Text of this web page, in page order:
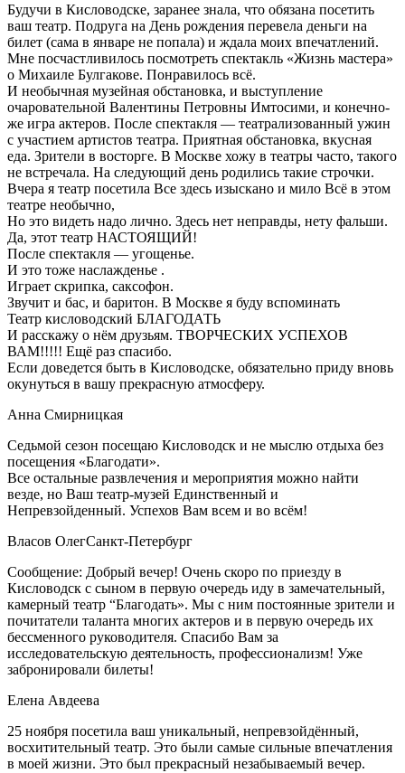
Будучи в Кисловодске, заранее знала, что обязана посетить
ваш театр. Подруга на День рождения перевела деньги на
билет (сама в январе не попала) и ждала моих впечатлений.
Мне посчастливилось посмотреть спектакль «Жизнь мастера»
о Михаиле Булгакове. Понравилось всё.
И необычная музейная обстановка, и выступление
очаровательной Валентины Петровны Имтосими, и конечно-
же игра актеров. После спектакля — театрализованный ужин
с участием артистов театра. Приятная обстановка, вкусная
еда. Зрители в восторге. В Москве хожу в театры часто, такого
не встречала. На следующий день родились такие строчки.
Вчера я театр посетила Все здесь изыскано и мило Всё в этом
театре необычно,
Но это видеть надо лично. Здесь нет неправды, нету фальши.
Да, этот театр НАСТОЯЩИЙ!
После спектакля — угощенье.
И это тоже наслажденье .
Играет скрипка, саксофон.
Звучит и бас, и баритон. В Москве я буду вспоминать
Театр кисловодский БЛАГОДАТЬ
И расскажу о нём друзьям. ТВОРЧЕСКИХ УСПЕХОВ
ВАМ!!!!! Ещё раз спасибо.
Если доведется быть в Кисловодске, обязательно приду вновь
окунуться в вашу прекрасную атмосферу.
Анна Смирницкая
Седьмой сезон посещаю Кисловодск и не мыслю отдыха без
посещения «Благодати».
Все остальные развлечения и мероприятия можно найти
везде, но Ваш театр-музей Единственный и
Непревзойденный. Успехов Вам всем и во всём!
Власов ОлегСанкт-Петербург
Сообщение: Добрый вечер! Очень скоро по приезду в
Кисловодск с сыном в первую очередь иду в замечательный,
камерный театр “Благодать». Мы с ним постоянные зрители и
почитатели таланта многих актеров и в первую очередь их
бессменного руководителя. Спасибо Вам за
исследовательскую деятельность, профессионализм! Уже
забронировали билеты!
Елена Авдеева
25 ноября посетила ваш уникальный, непревзойдённый,
восхитительный театр. Это были самые сильные впечатления
в моей жизни. Это был прекрасный незабываемый вечер.